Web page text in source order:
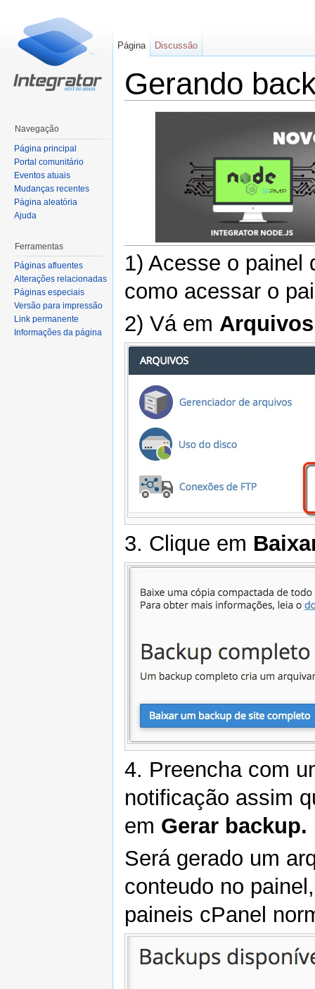
Gerando
1) Acesse o painel
como acessar o
2) Vá em
3. Clique em
4. Preencha com
notificação assim
em Gerar backup.
Será gerado um
conteudo no
paineis cPanel
Página Discussão
Navegação
Página principal
Portal comunitário
Eventos atuais
Mudanças recentes
Página aleatória
Ajuda
Ferramentas
Páginas afluentes
Alterações relacionadas
Páginas especiais
Versão para impressão
Link permanente
Informações da página